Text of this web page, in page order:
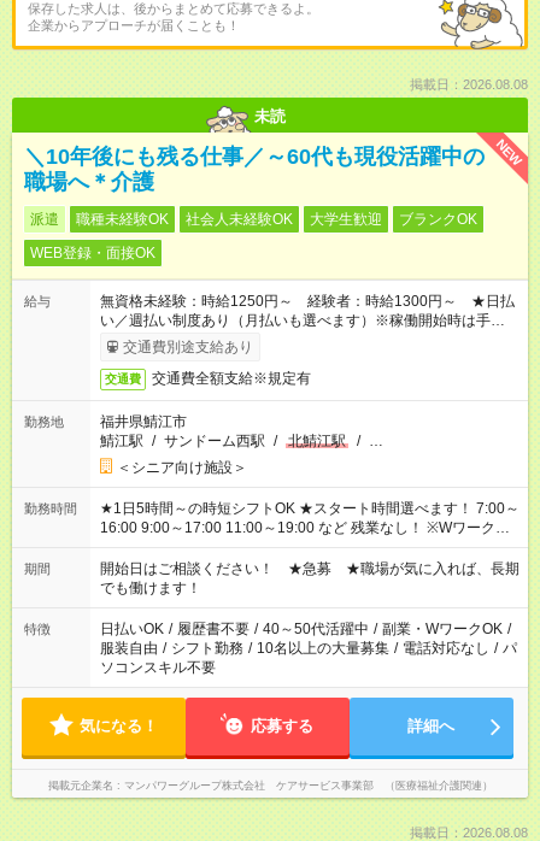
保存した求人は、後からまとめて応募できるよ。
企業からアプローチが届くことも！
掲載日：2026.08.08
未読
NEW
＼10年後にも残る仕事／～60代も現役活躍中の
職場へ＊介護
派遣 職種未経験OK 社会人未経験OK 大学生歓迎
ブランクOK
WEB登録・面接OK
給与
無資格未経験：時給1250円～ 経験者：時給1300円～ ★日払
い／週払い制度あり（月払いも選べます）※稼働開始時は手続き
完了次第のお支払いとなります。
交通費別途支給あり
交通費 交通費全額支給※規定有
勤務地
福井県鯖江市
鯖江駅 / サンドーム西駅 / 北鯖江駅 / …
＜シニア向け施設＞
勤務時間
★1日5時間～の時短シフトOK ★スタート時間選べます！ 7:00～
16:00 9:00～17:00 11:00～19:00 など 残業なし！ ※Wワークの
場合、他のお仕事と合わせ週40時間超の就業はご案内できませ
ん ※法令に基づき、週20時間以上勤務は社会保険への加入対象
となります ※労働者派遣法（日雇い派遣の原則禁止）により、
短時間・短期間の就業はご案内が難しい場合があります
期間
開始日はご相談ください！ ★急募 ★職場が気に入れば、長期
でも働けます！
特徴 日払いOK / 履歴書不要 / 40～50代活躍中 / 副業・WワークOK /
服装自由 / シフト勤務 / 10名以上の大量募集 / 電話対応なし / パ
ソコンスキル不要
気になる！ 応募する 詳細へ
掲載元企業名 マンパワーグループ株式会社 ケアサービス事業部 （医療福祉介護関連）
掲載日：2026.08.08